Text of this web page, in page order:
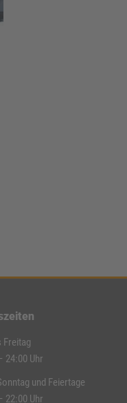
Freitag
24:00 Uhr
und Feiertage
22:00 Uhr